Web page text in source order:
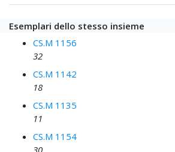
Esemplari dello stesso insieme
CS.M 1156
32
CS.M 1142
18
CS.M 1135
11
CS.M 1154